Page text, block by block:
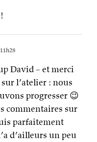
David – et merci
l’atelier : nous
progresser 😉
commentaires sur
parfaitement
d’ailleurs un peu